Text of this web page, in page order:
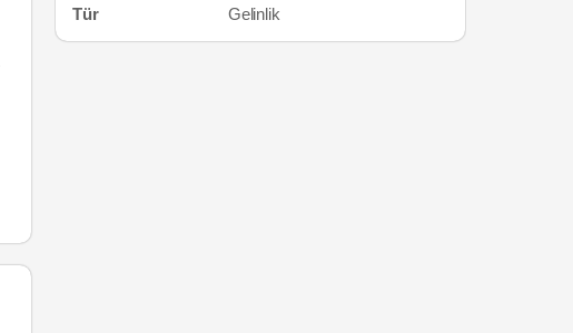
Tür Gelinlik